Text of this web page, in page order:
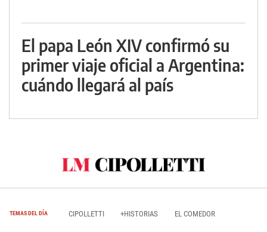
El papa León XIV confirmó su
primer viaje oficial a Argentina:
cuándo llegará al país
TEMAS DEL DÍA CIPOLLETTI +HISTORIAS EL COMEDOR